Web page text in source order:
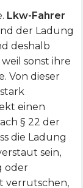
Lkw-Fahrer
der Ladung
deshalb
weil sonst ihre
Von dieser
einen
§ 22 der
die Ladung
sein,
oder
verrutschen,